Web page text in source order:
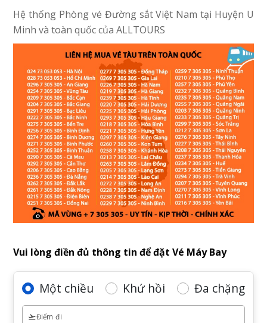
Hệ thống Phòng vé Đường sắt Việt Nam tại Huyện U
Minh và toàn quốc của ALLTOURS
Vui lòng điền đủ thông tin để đặt Vé Máy Bay
Một chiều Khứ hồi Đa chặng
Điểm đi